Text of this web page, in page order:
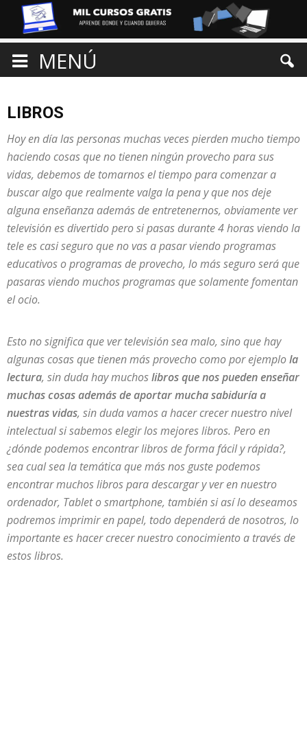
MENÚ
LIBROS
Hoy en día las personas muchas veces pierden mucho tiempo
haciendo cosas que no tienen ningún provecho para sus
vidas, debemos de tomarnos el tiempo para comenzar a
buscar algo que realmente valga la pena y que nos deje
alguna enseñanza además de entretenernos, obviamente ver
televisión es divertido pero si pasas durante 4 horas viendo la
tele es casi seguro que no vas a pasar viendo programas
educativos o programas de provecho, lo más seguro será que
pasaras viendo muchos programas que solamente fomentan
el ocio.
Esto no significa que ver televisión sea malo, sino que hay
algunas cosas que tienen más provecho como por ejemplola
lectura, sin duda hay muchoslibros que nos pueden enseñar
muchas cosas además de aportar mucha sabiduría a
nuestras vidas, sin duda vamos a hacer crecer nuestro nivel
intelectual si sabemos elegir los mejores libros. Pero en
¿dónde podemos encontrar libros de forma fácil y rápida?,
sea cual sea la temática que más nos guste podemos
encontrar muchos libros para descargar y ver en nuestro
ordenador, Tablet o smartphone, también si así lo deseamos
podremos imprimir en papel, todo dependerá de nosotros, lo
importante es hacer crecer nuestro conocimiento a través de
estos libros.